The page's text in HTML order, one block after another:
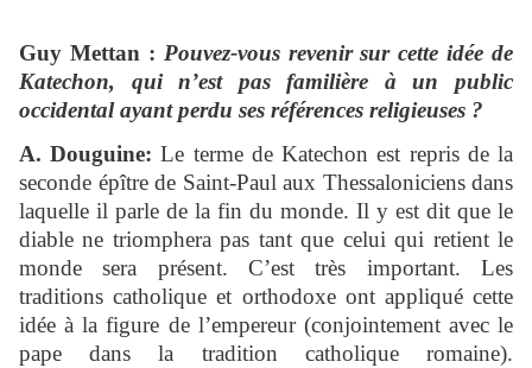
Guy Mettan : Pouvez-vous revenir sur cette idée de
Katechon, qui n’est pas familière à un public
occidental ayant perdu ses références religieuses ?
A. Douguine:Le terme de Katechon est repris de la
seconde épître de Saint-Paul aux Thessaloniciens dans
laquelle il parle de la fin du monde. Il y est dit que le
diable ne triomphera pas tant que celui qui retient le
monde sera présent. C’est très important. Les
traditions catholique et orthodoxe ont appliqué cette
idée à la figure de l’empereur (conjointement avec le
pape dans la tradition catholique romaine).